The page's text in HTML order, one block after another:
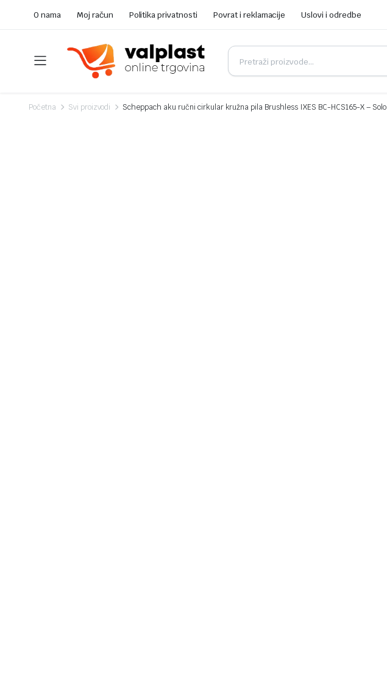
O nama Moj račun Politika privatnosti Povrat i reklamacije Uslovi i odredbe
Početna Svi proizvodi Scheppach aku ručni cirkular kružna pila Brushless IXES BC-HCS165-X – Solo